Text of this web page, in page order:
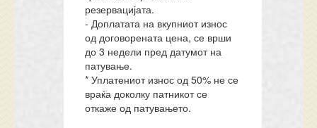
резервацијата.
- Доплатата на вкупниот износ
од договорената цена, се врши
до 3 недели пред датумот на
патување.
* Уплатениот износ од 50% не се
враќа доколку патникот се
откаже од патувањето.